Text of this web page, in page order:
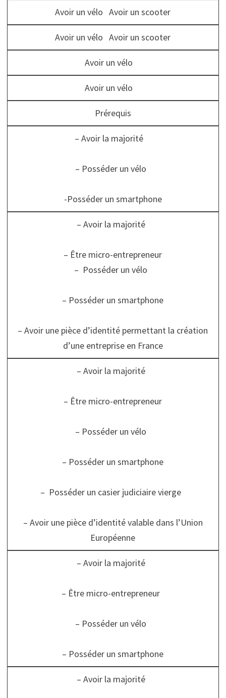
Avoir un vélo Avoir un scooter
Avoir un vélo Avoir un scooter
Avoir un vélo
Avoir un vélo
Prérequis
– Avoir la majorité
– Posséder un vélo
-Posséder un smartphone
– Avoir la majorité
– Être micro-entrepreneur
– Posséder un vélo
– Posséder un smartphone
– Avoir une pièce d’identité permettant la création
d’une entreprise en France
– Avoir la majorité
– Être micro-entrepreneur
– Posséder un vélo
– Posséder un smartphone
– Posséder un casier judiciaire vierge
– Avoir une pièce d’identité valable dans l’Union
Européenne
– Avoir la majorité
– Être micro-entrepreneur
– Posséder un vélo
– Posséder un smartphone
– Avoir la majorité